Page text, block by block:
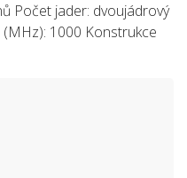
Počet jader: dvoujádrový
1000 Konstrukce